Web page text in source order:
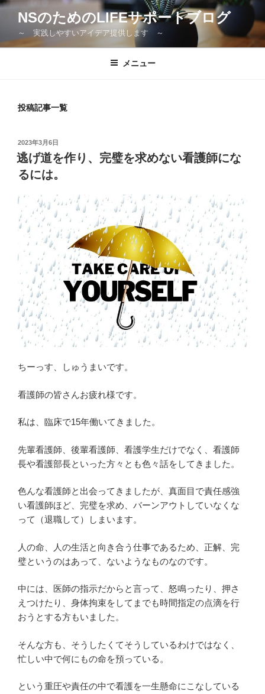
コ
ン
NSのためのLIFEサポートブログ
～ 実践しやすいアイデア提供します ～
メニュー
投稿記事一覧
投
稿
日:
2023年3月6日
逃げ道を作り、完璧を求めない看護師にな
るには。
ちーっす、しゅうまいです。
看護師の皆さんお疲れ様です。
私は、臨床で15年働いてきました。
先輩看護師、後輩看護師、看護学生だけでなく、看護師
長や看護部長といった方々とも色々話をしてきました。
色んな看護師と出会ってきましたが、真面目で責任感強
い看護師ほど、完璧を求め、バーンアウトしていなくな
って（退職して）しまいます。
人の命、人の生活と向き合う仕事であるため、正解、完
璧というのはあって、ないようなものなのです。
中には、医師の指示だからと言って、怒鳴ったり、押さ
えつけたり、身体拘束をしてまでも時間指定の点滴を行
おうとする方もいました。
そんな方も、そうしたくてそうしているわけではなく、
忙しい中で何にもの命を預っている。
という重圧や責任の中で看護を一生懸命にこなしている